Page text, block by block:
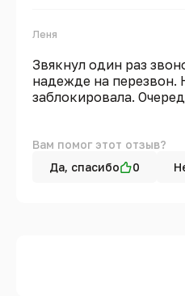
Леня
Звякнул один раз
надежде на перезвон.
заблокировала.
Вам помог этот отзыв?
Да, спасибо
0